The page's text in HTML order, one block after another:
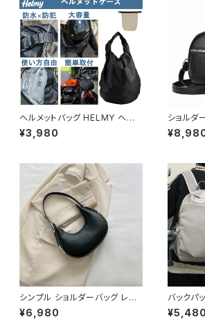
ヘルメットバッグ HELMY ヘルミ
ー ヘルメット 収納 バッグ ケー
ス 入れ 自転車 バイク フルフェ
春 夏 秋 冬 春夏 秋冬 大人 子
供 ヘルメット 雨 部活 運動 メン
ズ レディース キッズ C-ASS00
01
¥3,980
ショルダ
めがけ
皮 軽量
シンプル ショルダーバッグ レデ
ィースバッグ ワンショルダー 肩
掛け カジュアル PUレザー 高見
¥6,980
バックパ
春夏 秋
大容量 リ
¥5,480